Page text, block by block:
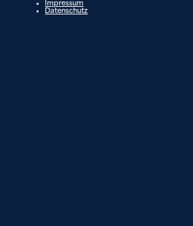
Impressum
Datenschutz